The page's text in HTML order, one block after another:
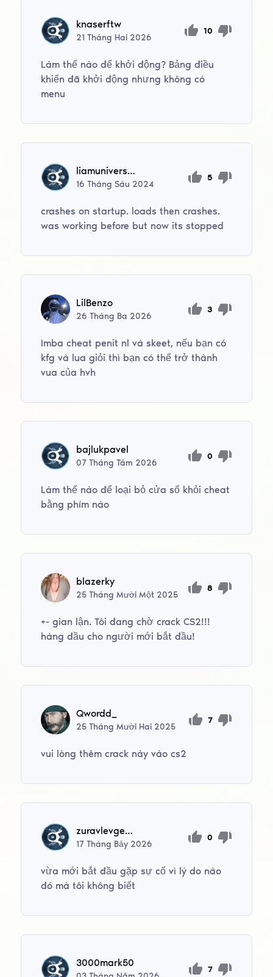
knaserftw
21Tháng Hai 2026
10
Làm thế nào để khởi động? Bảng điều
khiển đã khởi động nhưng không có
menu
liamuniversal2022
16Tháng Sáu 2024
5
crashes on startup. loads then crashes.
was working before but now its stopped
LilBenzo
26Tháng Ba 2026
3
Imba cheat penit nl và skeet, nếu bạn có
kfg và lua giỏi thì bạn có thể trở thành
vua của hvh
bajlukpavel
07Tháng Tám 2026
0
Làm thế nào để loại bỏ cửa sổ khỏi cheat
bằng phím nào
blazerky
25Tháng Mười Một 2025
8
+- gian lận. Tôi đang chờ crack CS2!!!
hàng đầu cho người mới bắt đầu!
Qwordd_
25Tháng Mười Hai 2025
7
vui lòng thêm crack này vào cs2
zuravlevgeorgij57
17Tháng Bảy 2026
0
vừa mới bắt đầu gặp sự cố vì lý do nào
đó mà tôi không biết
3000mark50
7